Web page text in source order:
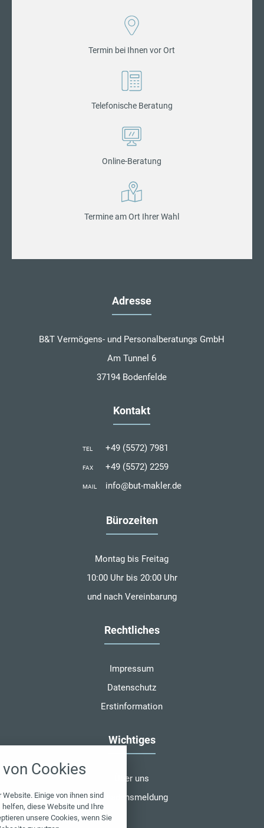
Termin bei Ihnen vor Ort
Telefonische Beratung
Online-Beratung
Termine am Ort Ihrer Wahl
Adresse
B&T Vermögens- und Personalberatungs GmbH
Am Tunnel 6
37194 Bodenfelde
Kontakt
TEL +49 (5572) 7981
FAX +49 (5572) 2259
MAIL info@but-makler.de
Bürozeiten
Montag bis Freitag
10:00 Uhr bis 20:00 Uhr
und nach Vereinbarung
Rechtliches
Impressum
Datenschutz
Erstinformation
Wichtiges
Über uns
Schadensmeldung
Cookies
Einige von ihnen sind
diese Website und Ihre
unsere Cookies, wenn Sie
alle verwendeten Cookies und
zu blockieren.
Notwendig